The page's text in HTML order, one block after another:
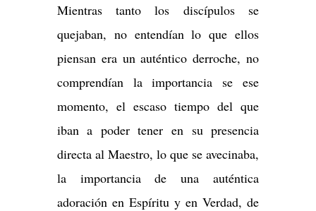
Mientras tanto los discípulos se
quejaban, no entendían lo que ellos
piensan era un auténtico derroche, no
comprendían la importancia se ese
momento, el escaso tiempo del que
iban a poder tener en su presencia
directa al Maestro, lo que se avecinaba,
la importancia de una auténtica
adoración en Espíritu y en Verdad, de